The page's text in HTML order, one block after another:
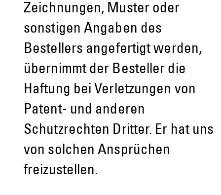
Zeichnungen, Muster oder
sonstigen Angaben des
Bestellers angefertigt werden,
übernimmt der Besteller die
Haftung bei Verletzungen von
Patent- und anderen
Schutzrechten Dritter. Er hat uns
von solchen Ansprüchen
freizustellen.